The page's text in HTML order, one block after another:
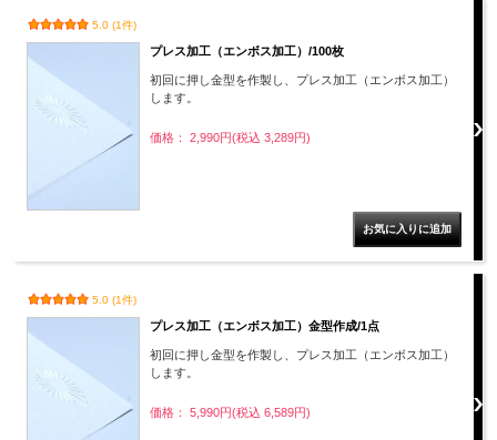
5.0 (1件)
プレス加工（エンボス加工）/100枚
初回に押し金型を作製し、プレス加工（エンボス加工）
します。
価格： 2,990円(税込 3,289円)
5.0 (1件)
プレス加工（エンボス加工）金型作成/1点
初回に押し金型を作製し、プレス加工（エンボス加工）
します。
価格： 5,990円(税込 6,589円)